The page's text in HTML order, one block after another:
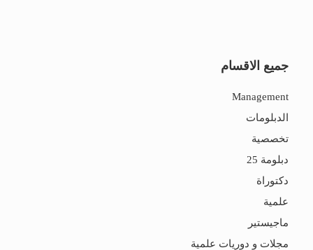
جميع الاقسام
Management
الدبلومات
تخصصية
دبلومة 25
دكتوراة
علمية
ماجيستير
مجلات و دوريات علمية